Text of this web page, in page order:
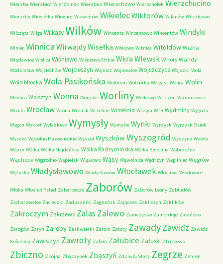
Wierzba Wierzbica Wierzbinek Wierzbno Wierzchowo Wierzchołek Wierzchucino
Wierzchy Wiesiółka Wiewiec Wiewiórów WikielecWiktorów Wilanów Wilczkowo
Wilczęta Wilga WilkasyWilków Wincenta Wincentowo Wincentów Windyki
Winiec Winnica WirwajdyWisełka Witkowo Witnica Witoldów Wizna
Więcławice Wiślica Wiśniewo Wiśniowo Ełckie Wkra Wlewsk Wnory Wandy
Wodzisław Wojciechów Wojcieszyn Wojnicz Wojnowice Wojszczyce Wojszki Wola
Wola Młocka Wola Pasikońska Wolbrom Wolbórka Wolgast Wolica Wolin
Wolnica Wolsztyn Wonna Worgule Worliny Wołkowe Wriezen Wrocimowice
Wrocki Wrocław Wrona Wrzask Wrzeście Września Wrząca WTR Wydminy Wygoda
Wygon Wykrot Wylazłowo Wymysły Wymyśle Wynki Wyrzysk Wyrzysk Osiek
Wysoka Wysokie Mazowieckie Wyszel WyszkówWyszogród Wyszyny Wywła
Wójcin Wólka Wólka Majdańska Wólka Radzymińska Wólka Smolana Wąbrzeźno
Wąchock Wągrodno Wąpielsk Wąsewo Wąsy Wąwolnica Wędrzyn Węgliniec Węgrów
Wężyska Władysławowo Władysławów Włocławek Włodawa Włodowice
Włoka Włosień Ystad Zaberbecze Zaborów Zaborów Leśny Zabłudów
Zacharzowice Zacieczki Zaduszniki Zagnańsk Zajączek Zakliczyn Zaklików
Zakroczym Zakrzewo ZalasZalewo Zamczysko Zamordeje Zarańsko
Zarogów Zaryń Zaręby Zaskwierki Zatom Zatory ZawadyZawidz Zawidz
Kościelny Zawiszyn Zawroty Załom Załubice Załuski Zbarzewo
Zbiczno Zbójna Zbąszynek Zbąszyń Zdziwój Stary Zegrze Zehren